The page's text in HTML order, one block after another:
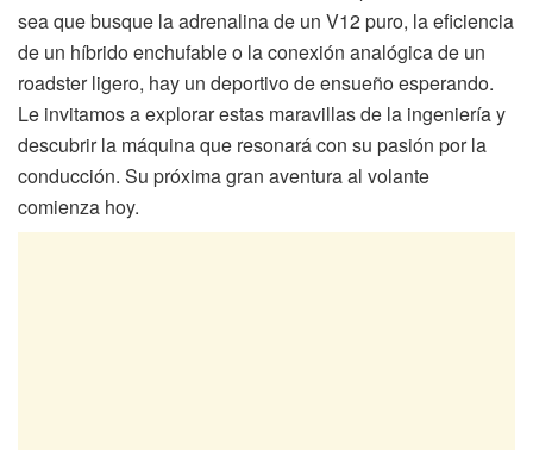
sea que busque la adrenalina de un V12 puro, la eficiencia
de un híbrido enchufable o la conexión analógica de un
roadster ligero, hay un deportivo de ensueño esperando.
Le invitamos a explorar estas maravillas de la ingeniería y
descubrir la máquina que resonará con su pasión por la
conducción. Su próxima gran aventura al volante
comienza hoy.